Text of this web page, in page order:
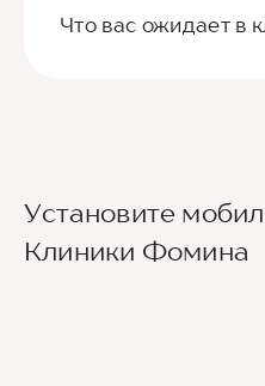
Что вас ожидает в
Ведущие врачи региона
Установите
Клиники Фомина